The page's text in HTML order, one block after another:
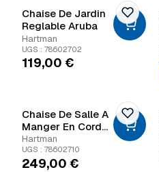
Chaise De Jardin
Reglable Aruba
Hartman
UGS : 78602702
119,00 €
Chaise De Salle A
Manger En Corde
Seville
Hartman
UGS : 78602710
249,00 €